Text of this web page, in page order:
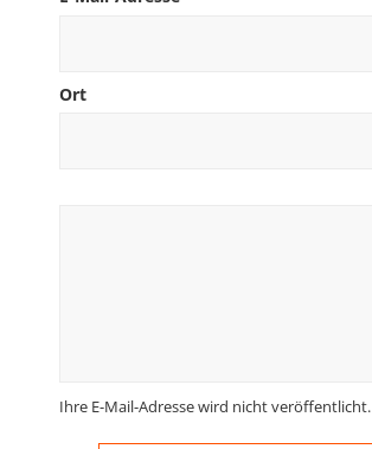
Ort
Ihre E-Mail-Adresse wird nicht veröffentlicht.